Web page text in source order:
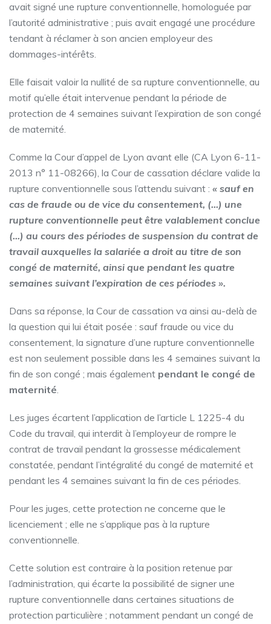
avait signé une rupture conventionnelle, homologuée par
l’autorité administrative ; puis avait engagé une procédure
tendant à réclamer à son ancien employeur des
dommages-intérêts.
Elle faisait valoir la nullité de sa rupture conventionnelle, au
motif qu’elle était intervenue pendant la période de
protection de 4 semaines suivant l’expiration de son congé
de maternité.
Comme la Cour d’appel de Lyon avant elle (CA Lyon 6-11-
2013 n° 11-08266), la Cour de cassation déclare valide la
rupture conventionnelle sous l’attendu suivant : « sauf en
cas de fraude ou de vice du consentement, (…) une
rupture conventionnelle peut être valablement conclue
(…) au cours des périodes de suspension du contrat de
travail auxquelles la salariée a droit au titre de son
congé de maternité, ainsi que pendant les quatre
semaines suivant l’expiration de ces périodes ».
Dans sa réponse, la Cour de cassation va ainsi au-delà de
la question qui lui était posée : sauf fraude ou vice du
consentement, la signature d’une rupture conventionnelle
est non seulement possible dans les 4 semaines suivant la
fin de son congé ; mais également pendant le congé de
maternité.
Les juges écartent l’application de l’article L 1225-4 du
Code du travail, qui interdit à l’employeur de rompre le
contrat de travail pendant la grossesse médicalement
constatée, pendant l’intégralité du congé de maternité et
pendant les 4 semaines suivant la fin de ces périodes.
Pour les juges, cette protection ne concerne que le
licenciement ; elle ne s’applique pas à la rupture
conventionnelle.
Cette solution est contraire à la position retenue par
l’administration, qui écarte la possibilité de signer une
rupture conventionnelle dans certaines situations de
protection particulière ; notamment pendant un congé de